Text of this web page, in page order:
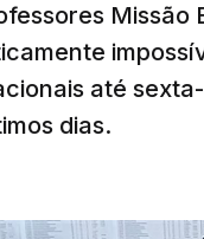
até
dias.